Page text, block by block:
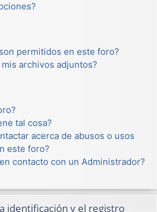
permitidos en este foro?
archivos adjuntos?
tal cosa?
acerca de abusos o usos
este foro?
contacto con un Administrador?
identificación y el registro